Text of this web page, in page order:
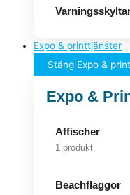
Expo & printtjänster
Stäng Expo &
Expo &
Affischer
1 produkt
Beachflaggor